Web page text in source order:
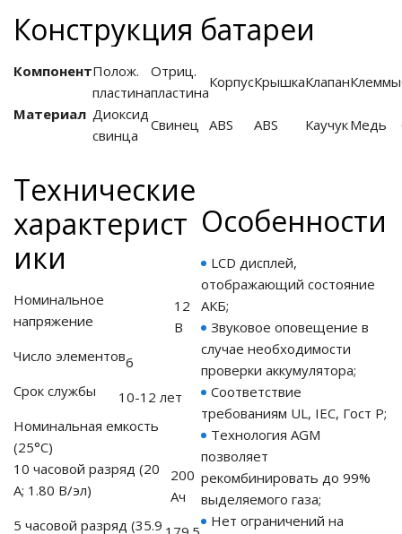
и среднего офиса
и продвинутых
защита)
и
питания PDU
Конструкция батареи
КомпонентПолож.
пластина
Отриц.
пластина
КорпусКрышкаКлапанКлеммы
Материал Диоксид
свинца
Свинец ABS ABS КаучукМедь
Технические
характерист
ики
Номинальное
напряжение
12
В
Число элементов6
Срок службы
10-12 лет
Номинальная емкость
(25°С)
10 часовой разряд (20
А; 1.80 В/эл)
200
Ач
5 часовой разряд (35.9
Особенности
LCD дисплей,
отображающий состояние
АКБ;
Звуковое оповещение в
случае необходимости
проверки аккумулятора;
Соответствие
требованиям UL, IEC, Гост Р;
Технология AGM
позволяет
рекомбинировать до 99%
выделяемого газа;
Нет ограничений на